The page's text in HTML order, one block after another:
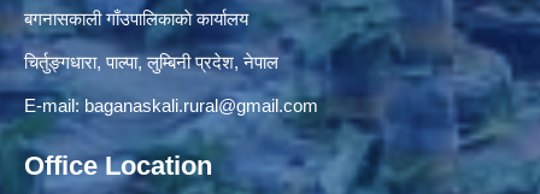
बगनासकाली गाँउपालिकाकाे कार्यालय
चिर्तुङ्गधारा, पाल्पा, लुम्बिनी प्रदेश, नेपाल
E-mail: baganaskali.rural@gmail.com
Office Location